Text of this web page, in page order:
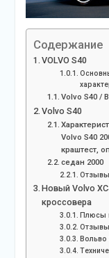
Содержание
VOLVO S40
Volvo S40 /
Volvo S40
Volvo S40
краштест,
седан 2000
Отзывы
Новый Volvo
кроссовера
Плюсы
Отзывы
Вольво